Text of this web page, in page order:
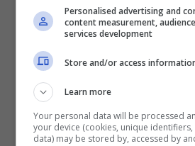
La puntata quindi si
interessante, non poteva
dopo tutto quello che sta
Personalised advertising and
content measurement,
services development
Store and/or access
Learn more
Your personal data will be processed
your device (cookies, unique
data) may be stored by, accessed by